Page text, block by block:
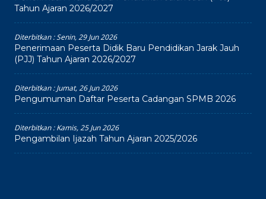
Tahun Ajaran 2026/2027
Diterbitkan :Senin, 29 Jun 2026
Penerimaan Peserta Didik Baru Pendidikan Jarak Jauh
(PJJ) Tahun Ajaran 2026/2027
Diterbitkan :Jumat, 26 Jun 2026
Pengumuman Daftar Peserta Cadangan SPMB 2026
Diterbitkan :Kamis, 25 Jun 2026
Pengambilan Ijazah Tahun Ajaran 2025/2026